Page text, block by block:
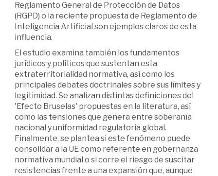
Reglamento General de Protección de Datos
(RGPD) o la reciente propuesta de Reglamento de
Inteligencia Artificial son ejemplos claros de esta
influencia.
El estudio examina también los fundamentos
jurídicos y políticos que sustentan esta
extraterritorialidad normativa, así como los
principales debates doctrinales sobre sus límites y
legitimidad. Se analizan distintas definiciones del
'Efecto Bruselas' propuestas en la literatura, así
como las tensiones que genera entre soberanía
nacional y uniformidad regulatoria global.
Finalmente, se plantea si este fenómeno puede
consolidar a la UE como referente en gobernanza
normativa mundial o si corre el riesgo de suscitar
resistencias frente a una expansión que, aunque